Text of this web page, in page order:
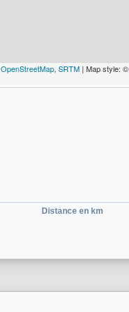
OpenStreetMap, SRTM | Map style: ©
Distance en km